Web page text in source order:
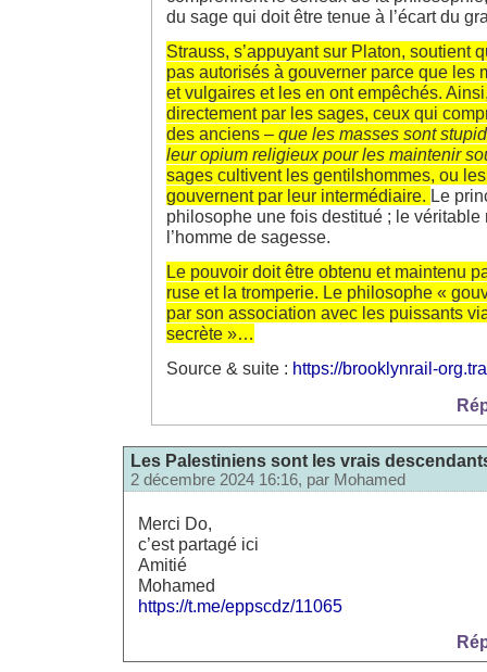
du sage qui doit être tenue à l’écart du
Strauss, s’appuyant sur Platon, soutient
pas autorisés à gouverner parce que les
et vulgaires et les en ont empêchés.
directement par les sages, ceux qui
des anciens – que les masses sont
leur opium religieux pour les maintenir
sages cultivent les gentilshommes, ou
gouvernent par leur intermédiaire. Le
philosophe une fois destitué ; le
l’homme de sagesse.
Le pouvoir doit être obtenu et maintenu
ruse et la tromperie. Le philosophe «
par son association avec les puissants
secrète »…
Source & suite : https://brooklynrail-
Les Palestiniens sont les vrais
2 décembre 2024 16:16, par Mohamed
Merci Do,
c’est partagé ici
Amitié
Mohamed
https://t.me/eppscdz/11065